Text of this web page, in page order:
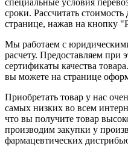
сроки. Рассчитать
странице, нажав на кнопку
Мы работаем с
расчету. Предоставляем при
сертификаты качества
вы можете на странице
Приобретать товар у нас
самых низких во всем
что вы получите товар
производим закупки у
фармацевтических